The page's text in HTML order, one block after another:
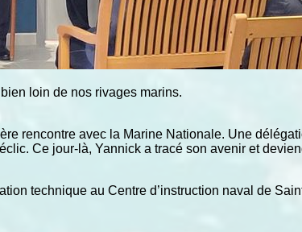
loin de nos rivages marins.
rencontre avec la Marine Nationale. Une
Ce jour-là, Yannick a tracé son avenir et
technique au Centre d’instruction naval de